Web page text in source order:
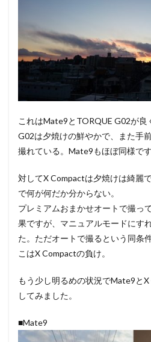
これはMate9とTORQUE G02が良
G02は夕焼けの鮮やかで、また手
撮れている。Mate9もほぼ同様です
対してX Compactは夕焼けは綺麗
で何が何だか分からない。
プレミアムおまかせオートで撮っ
果ですが、マニュアルモードにす
た。ただオートで撮るという同条
こはX Compactの負け。
もう少し明るめの状況でMate9と
してみました。
■Mate9